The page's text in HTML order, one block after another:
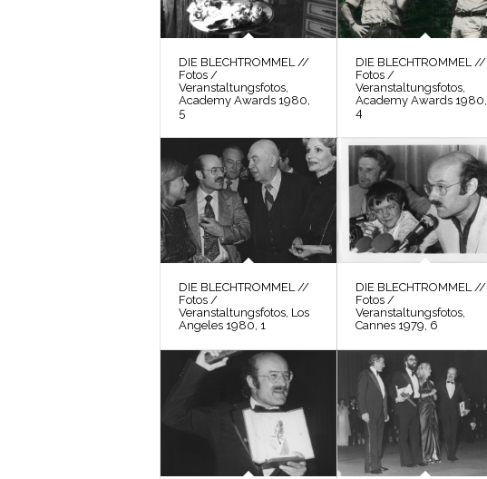
DIE BLECHTROMMEL //
Fotos /
Veranstaltungsfotos,
Academy Awards 1980,
5
DIE BLECHTROMMEL //
Fotos /
Veranstaltungsfotos,
Academy Awards 1980,
4
DIE BLECHTROMMEL //
Fotos /
Veranstaltungsfotos, Los
Angeles 1980, 1
DIE BLECHTROMMEL //
Fotos /
Veranstaltungsfotos,
Cannes 1979, 6